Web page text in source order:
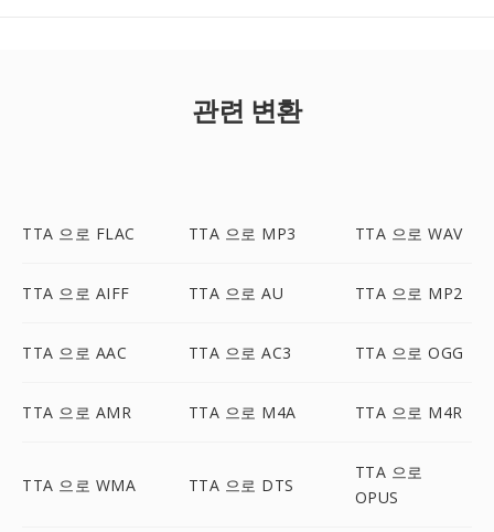
관련 변환
TTA 으로 FLAC TTA 으로 MP3 TTA 으로 WAV
TTA 으로 AIFF TTA 으로 AU TTA 으로 MP2
TTA 으로 AAC TTA 으로 AC3 TTA 으로 OGG
TTA 으로 AMR TTA 으로 M4A TTA 으로 M4R
TTA 으로 WMA TTA 으로 DTS
TTA 으로
OPUS